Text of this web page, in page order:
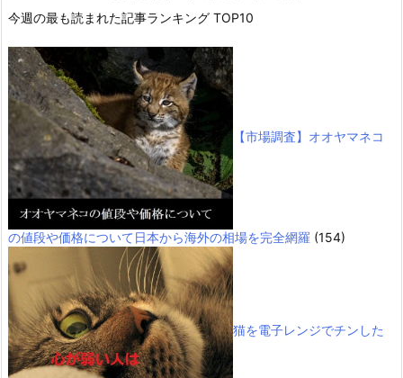
今週の最も読まれた記事ランキング TOP10
【市場調査】オオヤマネコ
の値段や価格について日本から海外の相場を完全網羅 (154)
猫を電子レンジでチンした